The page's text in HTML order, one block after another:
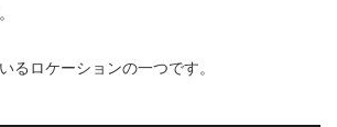
るロケーションの一つです。